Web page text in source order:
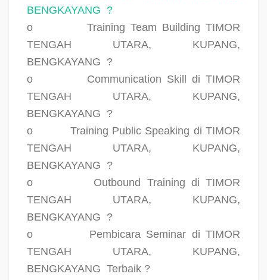
BENGKAYANG ?
o
Training Team Building TIMOR
TENGAH UTARA, KUPANG,
BENGKAYANG ?
o
Communication Skill di TIMOR
TENGAH UTARA, KUPANG,
BENGKAYANG ?
o
Training Public Speaking di TIMOR
TENGAH UTARA, KUPANG,
BENGKAYANG ?
o
Outbound Training di TIMOR
TENGAH UTARA, KUPANG,
BENGKAYANG ?
o
Pembicara Seminar di TIMOR
TENGAH UTARA, KUPANG,
BENGKAYANG Terbaik ?